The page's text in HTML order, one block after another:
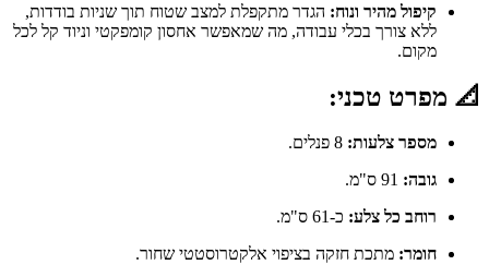
קיפול מהיר ונוח: הגדר מתקפלת למצב שטוח תוך שניות בודדות,
ללא צורך בכלי עבודה, מה שמאפשר אחסון קומפקטי וניוד קל לכל
מקום.
📐 מפרט טכני:
מספר צלעות:
גובה:
רוחב כל צלע: כ-61 ס"מ.
חומר: מתכת חזקה בציפוי אלקטרוסטטי שחור.